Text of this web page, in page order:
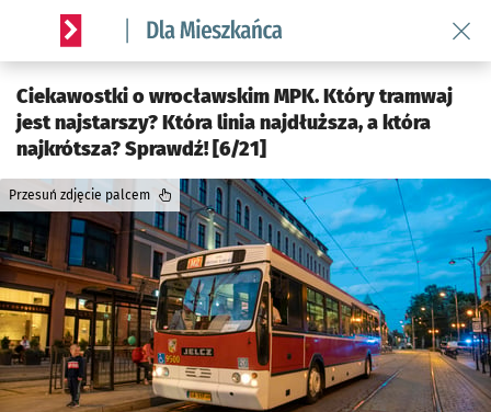
Serwis informacyjny wroclaw.pl podserwis: Dla mieszkańca
Ciekawostki o wrocławskim MPK. Który tramwaj
jest najstarszy? Która linia najdłuższa, a która
najkrótsza? Sprawdź! [6/21]
Przesuń zdjęcie palcem